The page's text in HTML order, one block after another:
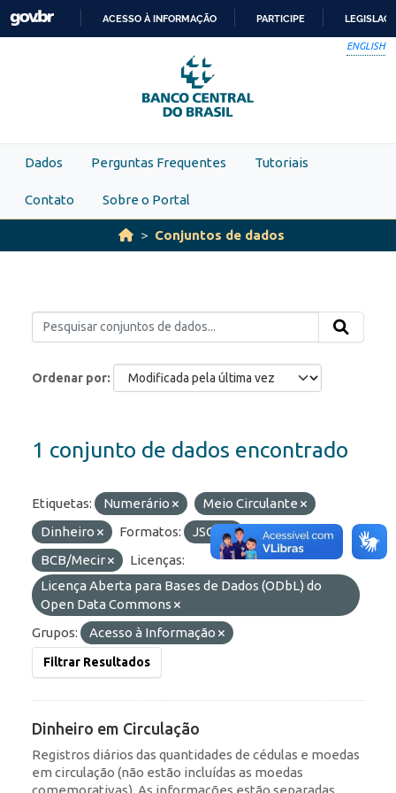
Skip to main content
PARA
O
CONTEÚDO
ACESSO À INFORMAÇÃO PARTICIPE
ENGLISH
Dados Perguntas Frequentes Tutoriais
Contato Sobre o Portal
Conjuntos de dados
Ordenar por
1 conjunto de dados encontrado
Etiquetas: Numerário
Meio Circulante
Dinheiro
Formatos: JSON
Organizações:
BCB/Mecir
Licenças:
Licença Aberta para Bases de Dados (ODbL) do
Open Data Commons
Grupos:
Acesso à Informação
Filtrar Resultados
Dinheiro em Circulação
Registros diários das quantidades de cédulas e moedas
em circulação (não estão incluídas as moedas